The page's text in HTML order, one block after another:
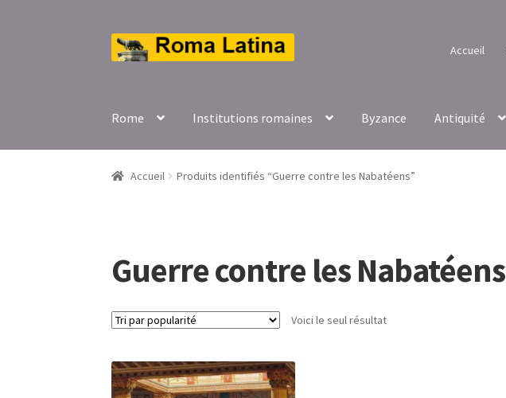
Aller
à
Aller
au
Accueil
Rome Institutions romaines Byzance Antiquité
Accueil Produits identifiés “Guerre contre les Nabatéens”
Guerre contre les Nabatéens
Voici le seul résultat